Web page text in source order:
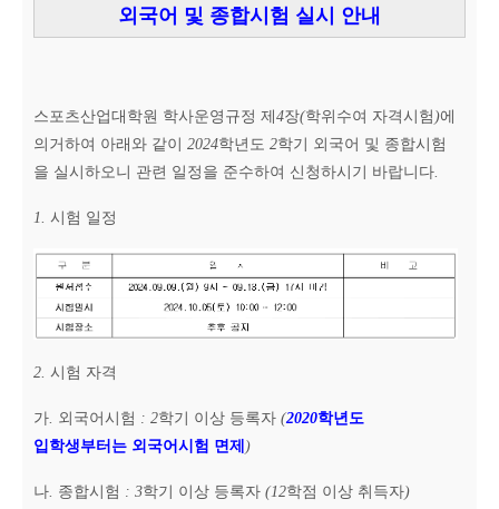
외국어 및 종합시험 실시 안내
스포츠산업대학원 학사운영규정 제 4장(학위수여 자격시험 )에
의거하여 아래와 같이 2024학년도 2학기 외국어 및 종합시험
을 실시하오니 관련 일정을 준수하여 신청하시기 바랍니다.
1. 시험 일정
2. 시험 자격
가 외국어시험 : 2학기 이상 등록자 (2020학년도
입학생부터는 외국어시험 면제 )
나 종합시험 : 3학기 이상 등록자 (12학점 이상 취득자)